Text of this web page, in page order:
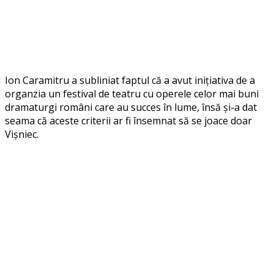
Ion Caramitru a subliniat faptul că a avut inițiativa de a
organzia un festival de teatru cu operele celor mai buni
dramaturgi români care au succes în lume, însă și-a dat
seama că aceste criterii ar fi însemnat să se joace doar
Vișniec.